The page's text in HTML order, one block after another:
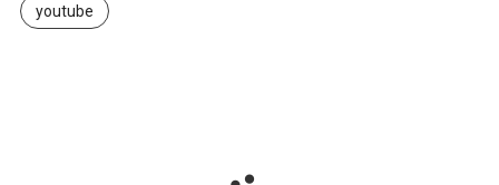
youtube